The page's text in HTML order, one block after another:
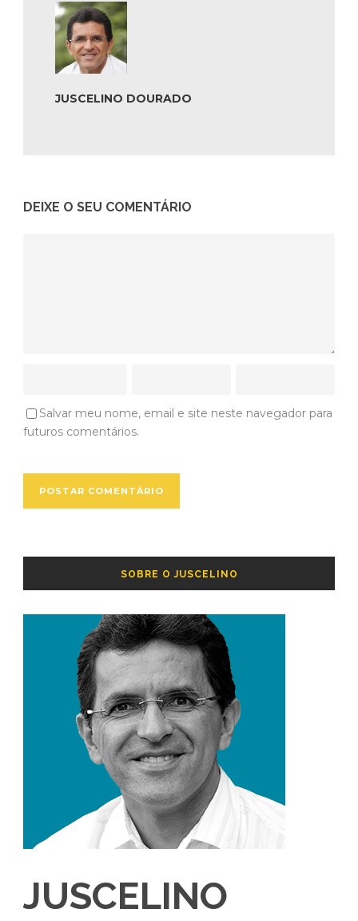
JUSCELINO DOURADO
DEIXE O SEU COMENTÁRIO
Salvar meu nome, email e site neste navegador para
futuros comentários.
SOBRE O JUSCELINO
JUSCELINO